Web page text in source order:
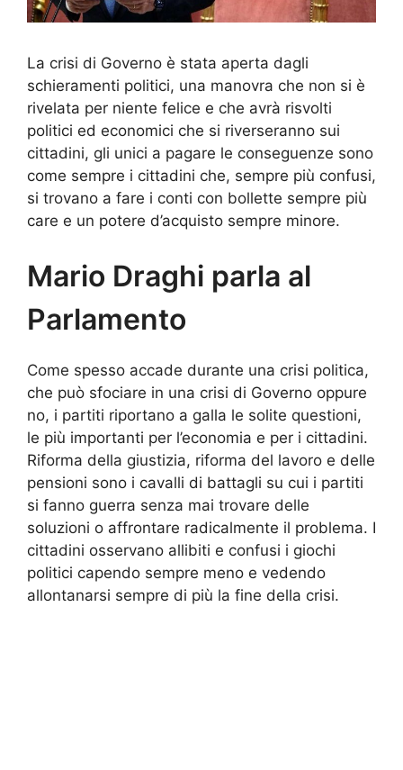
La crisi di Governo è stata aperta dagli
schieramenti politici, una manovra che non si è
rivelata per niente felice e che avrà risvolti
politici ed economici che si riverseranno sui
cittadini, gli unici a pagare le conseguenze sono
come sempre i cittadini che, sempre più confusi,
si trovano a fare i conti con bollette sempre più
care e un potere d’acquisto sempre minore.
Mario Draghi parla al
Parlamento
Come spesso accade durante una crisi politica,
che può sfociare in una crisi di Governo oppure
no, i partiti riportano a galla le solite questioni,
le più importanti per l’economia e per i cittadini.
Riforma della giustizia, riforma del lavoro e delle
pensioni sono i cavalli di battagli su cui i partiti
si fanno guerra senza mai trovare delle
soluzioni o affrontare radicalmente il problema. I
cittadini osservano allibiti e confusi i giochi
politici capendo sempre meno e vedendo
allontanarsi sempre di più la fine della crisi.